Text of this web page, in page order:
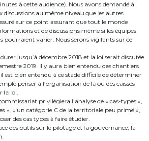
à cette audience). Nous avons demandé à
discussions au même niveau que les autres.
sur ce point assurant que tout le monde
et de discussions même si les équipes
pourraient varier. Nous serons vigilants sur ce
jusqu’à décembre 2018 et la loi serait discutée
2019. Il y aura bien entendu des chantiers
est bien entendu à ce stade difficile de déterminer
penser à l’organisation de la ou des caisses
la loi.
privilégiera l’analyse de « cas-types »,
», « un catégorie C de la territoriale peu primé »,
des cas types à faire étudier.
des outils sur le pilotage et la gouvernance, la